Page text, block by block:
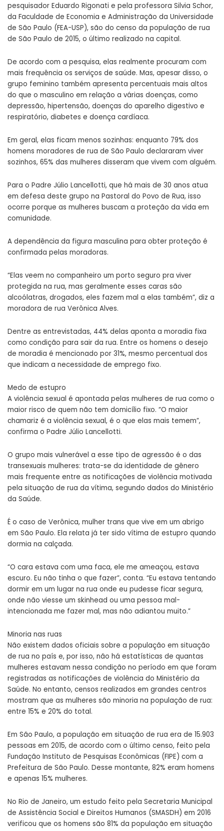
pesquisador Eduardo Rigonati e pela professora Silvia Schor,
da Faculdade de Economia e Administração da Universidade
de São Paulo (FEA-USP), são do censo da população de rua
de São Paulo de 2015, o último realizado na capital.
De acordo com a pesquisa, elas realmente procuram com
mais frequência os serviços de saúde. Mas, apesar disso, o
grupo feminino também apresenta percentuais mais altos
do que o masculino em relação a várias doenças, como
depressão, hipertensão, doenças do aparelho digestivo e
respiratório, diabetes e doença cardíaca.
Em geral, elas ficam menos sozinhas: enquanto 79% dos
homens moradores de rua de São Paulo declararam viver
sozinhos, 65% das mulheres disseram que vivem com alguém.
Para o Padre Júlio Lancellotti, que há mais de 30 anos atua
em defesa deste grupo na Pastoral do Povo de Rua, isso
ocorre porque as mulheres buscam a proteção da vida em
comunidade.
A dependência da figura masculina para obter proteção é
confirmada pelas moradoras.
“Elas veem no companheiro um porto seguro pra viver
protegida na rua, mas geralmente esses caras são
alcoólatras, drogados, eles fazem mal a elas também”, diz a
moradora de rua Verônica Alves.
Dentre as entrevistadas, 44% delas aponta a moradia fixa
como condição para sair da rua. Entre os homens o desejo
de moradia é mencionado por 31%, mesmo percentual dos
que indicam a necessidade de emprego fixo.
Medo de estupro
A violência sexual é apontada pelas mulheres de rua como o
maior risco de quem não tem domicílio fixo. “O maior
chamariz é a violência sexual, é o que elas mais temem”,
confirma o Padre Júlio Lancellotti.
O grupo mais vulnerável a esse tipo de agressão é o das
transexuais mulheres: trata-se da identidade de gênero
mais frequente entre as notificações de violência motivada
pela situação de rua da vítima, segundo dados do Ministério
da Saúde.
É o caso de Verônica, mulher trans que vive em um abrigo
em São Paulo. Ela relata já ter sido vítima de estupro quando
dormia na calçada.
“O cara estava com uma faca, ele me ameaçou, estava
escuro. Eu não tinha o que fazer”, conta. “Eu estava tentando
dormir em um lugar na rua onde eu pudesse ficar segura,
onde não viesse um skinhead ou uma pessoa mal-
intencionada me fazer mal, mas não adiantou muito.”
Minoria nas ruas
Não existem dados oficiais sobre a população em situação
de rua no país e, por isso, não há estatísticas de quantas
mulheres estavam nessa condição no período em que foram
registradas as notificações de violência do Ministério da
Saúde. No entanto, censos realizados em grandes centros
mostram que as mulheres são minoria na população de rua:
entre 15% e 20% do total.
Em São Paulo, a população em situação de rua era de 15.903
pessoas em 2015, de acordo com o último censo, feito pela
Fundação Instituto de Pesquisas Econômicas (FIPE) com a
Prefeitura de São Paulo. Desse montante, 82% eram homens
e apenas 15% mulheres.
No Rio de Janeiro, um estudo feito pela Secretaria Municipal
de Assistência Social e Direitos Humanos (SMASDH) em 2016
verificou que os homens são 81% da população em situação